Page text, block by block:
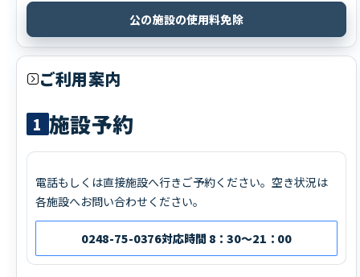
公の施設の使用料免除
ご利用案内
1 施設予約
電話もしくは直接施設へ行きご予約ください。空き状況は
各施設へお問い合わせください。
0248-75-0376対応時間 8：30～21：00